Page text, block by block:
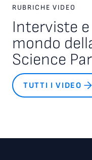
RUBRICHE VIDEO
Interviste
mondo
Science
TUTTI I VIDEO